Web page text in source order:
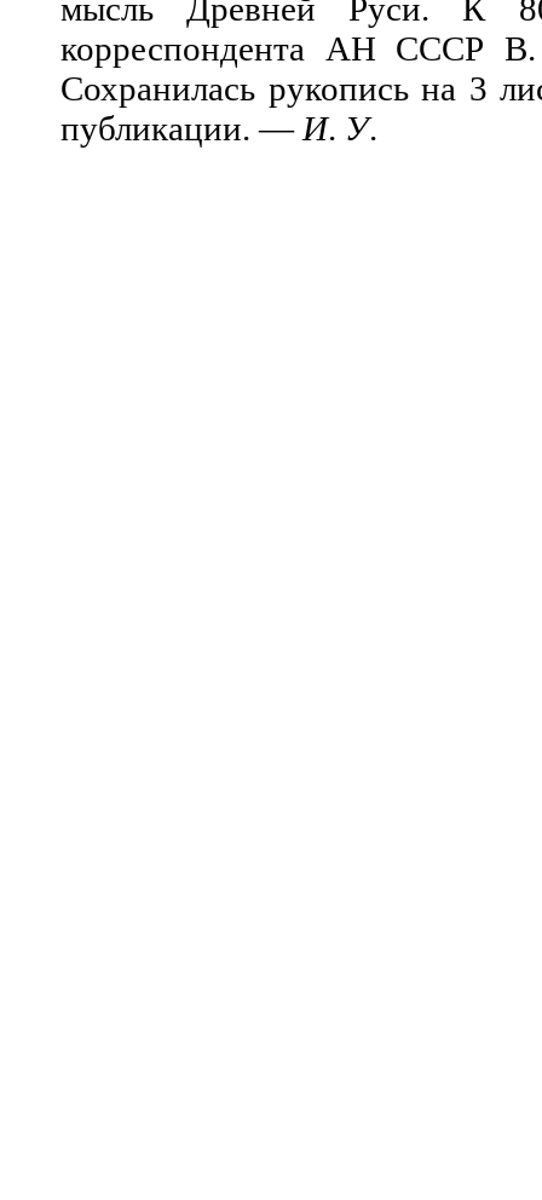
мысль Древней Руси. К
корреспондента АН СССР
Сохранилась рукопись на 3
публикации. — И. У.